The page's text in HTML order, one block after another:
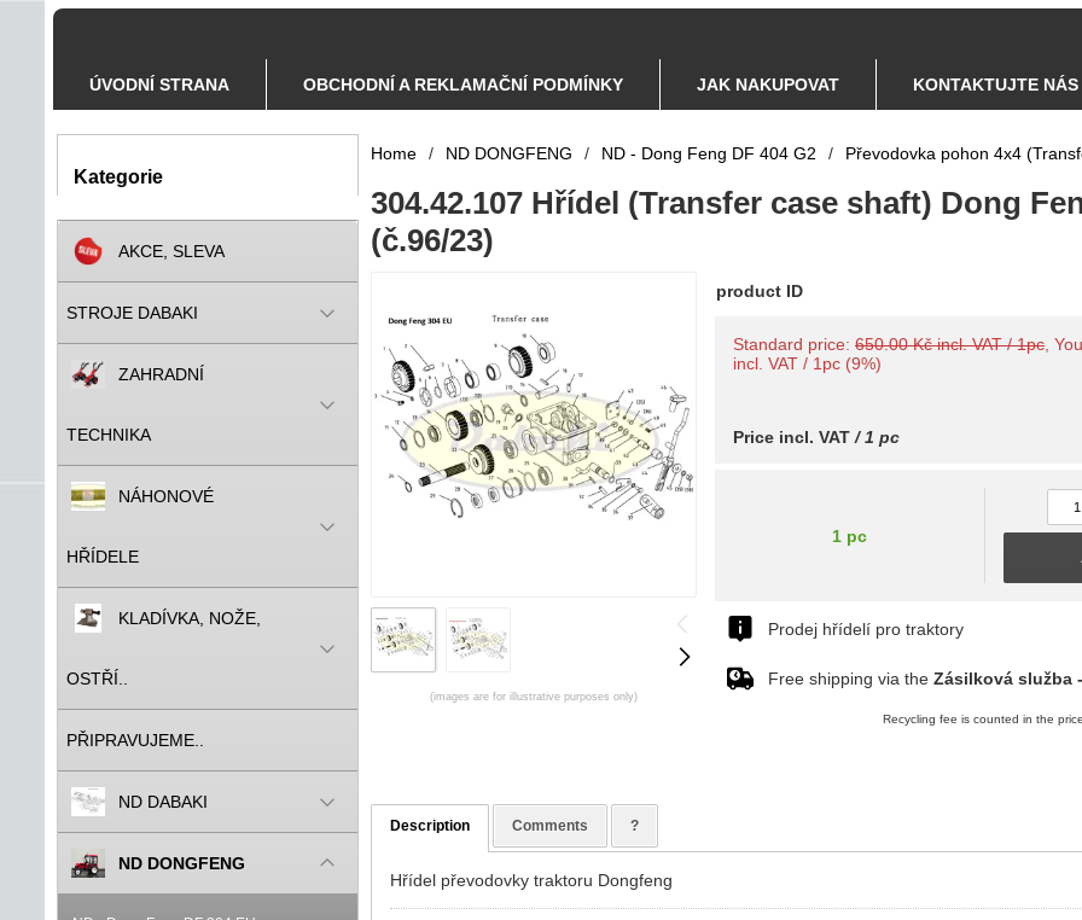
ÚVODNÍ STRANA OBCHODNÍ A REKLAMAČNÍ PODMÍNKY JAK NAKUPOVAT KONTAKTUJTE NÁS
Kategorie
AKCE, SLEVA
STROJE DABAKI
ZAHRADNÍ
TECHNIKA
NÁHONOVÉ
HŘÍDELE
KLADÍVKA, NOŽE,
OSTŘÍ..
PŘIPRAVUJEME..
ND DABAKI
ND DONGFENG
Home / ND DONGFENG / ND - Dong Feng DF 404 G2 / Převodovka pohon 4x4
304.42.107 Hřídel (Transfer case shaft) Dong
(č.96/23)
(images are for illustrative purposes only)
product ID
Standard price: 650.00 Kč incl. VAT / 1pc ,
incl. VAT / 1pc (9%)
Price incl. VAT / 1 pc
1 pc
Prodej hřídelí pro traktory
Free shipping via the Zásilková služba
Recycling fee is counted in the
Description Comments ?
Hřídel převodovky traktoru Dongfeng